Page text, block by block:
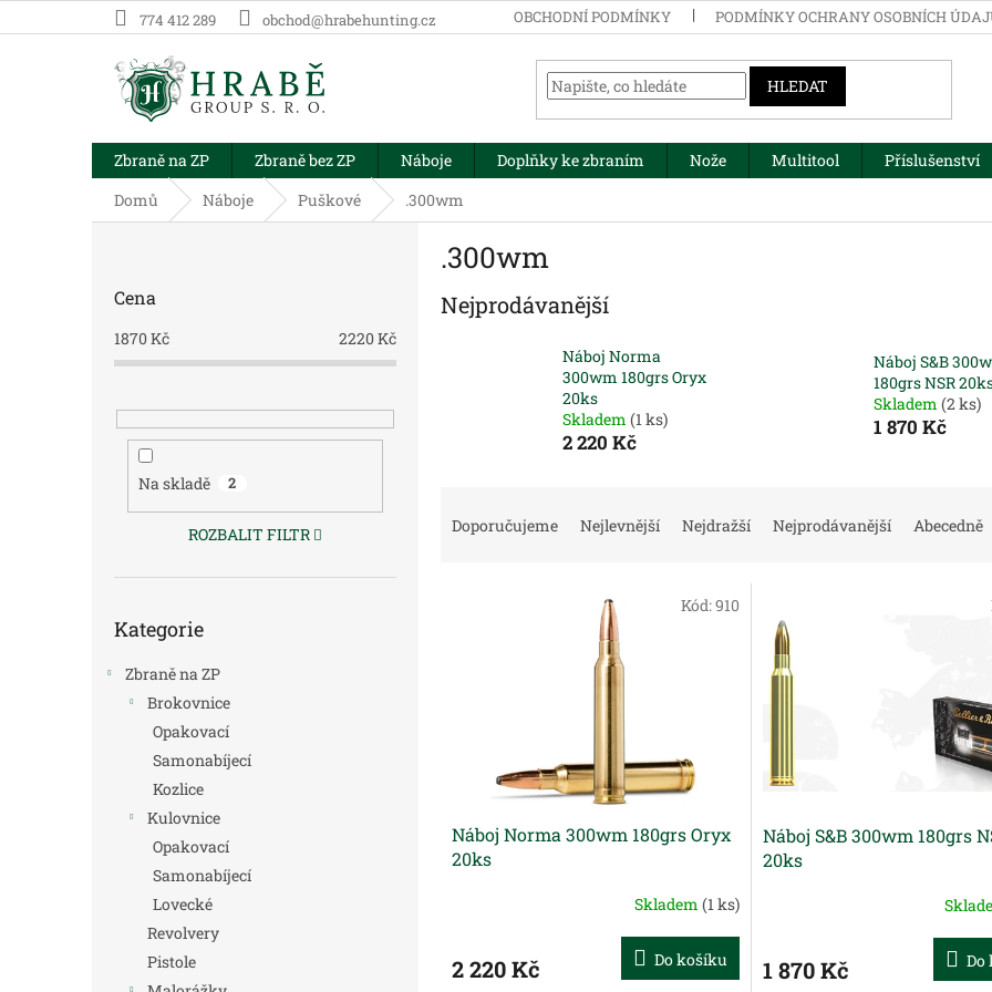
na
774 412 289 obchod@hrabehunting.cz OBCHODNÍ PODMÍNKY PODMÍNKY OCHRANY OSOBNÍCH
HLEDAT
Zbraně na ZP Zbraně bez ZP Náboje Doplňky ke zbraním Nože Multitool
Příslušenství
Domů
Náboje Puškové .300wm
Cena
1870Kč 2220Kč
Na skladě 2
ROZBALIT FILTR
kategorie
Kategorie
Zbraně na ZP
Brokovnice
Opakovací
Samonabíjecí
Kozlice
Kulovnice
Opakovací
Samonabíjecí
Lovecké
Revolvery
Pistole
.300wm
Nejprodávanější
Náboj Norma
300wm 180grs Oryx
20ks
Skladem (1 ks)
2 220 Kč
Náboj S&B
180grs NSR
Skladem (2 ks)
1 870 Kč
Doporučujeme Nejlevnější Nejdražší Nejprodávanější Abecedně
kNáboj Norma 300wm 180grs Oryx
20ks
Skladem (1 ks)
2 220 Kč Do košíku
Kód:910
Náboj S&B 300wm 180grs
20ks
1 870 Kč Do